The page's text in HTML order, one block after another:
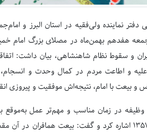
دفتر نماینده ولی‌فقیه در استان البرز و
هفدهم بهمن‌ماه در مصلای بزرگ امام
و سقوط نظام شاهنشاهی، بیان داشت:
و بیعت با امام، نتیجه‌اش موفقیت و پیروزی
در زمان مناسب و مهم‌تر عمل به‌موقع
رحمه‌الله علیه در نوزدهم بهمن‌ماه سال ۱۳۵۷ اشاره کرد و گفت: